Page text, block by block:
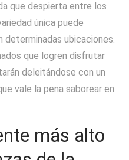
que despierta entre los
única puede
ubicaciones.
que logren disfrutar
deleitándose con un
vale la pena saborear en
más alto